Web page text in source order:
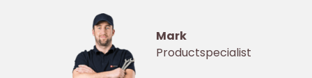
Mark
Productspecialist